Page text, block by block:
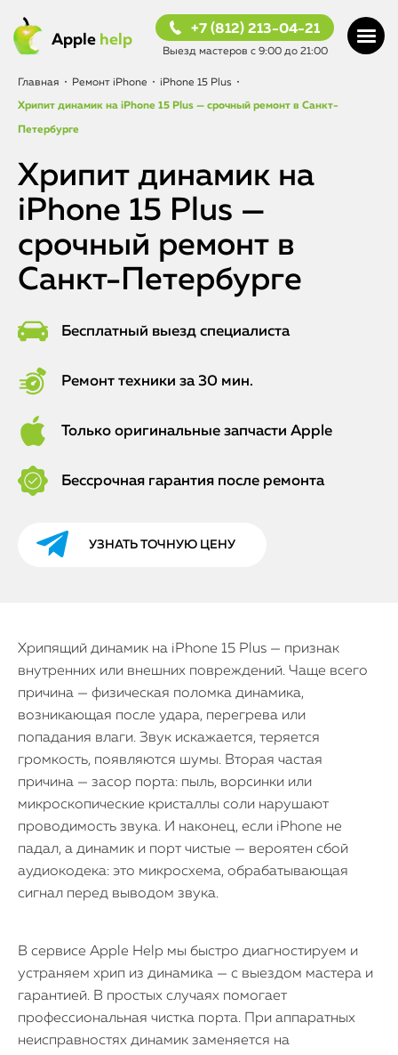
Apple help
+7 (812) 213-04-21
Выезд мастеров с 9:00 до 21:00
Главная • Ремонт iPhone • iPhone 15 Plus •
Хрипит динамик на iPhone 15 Plus — срочный ремонт в Санкт-
Петербурге
Хрипит динамик на
iPhone 15 Plus —
срочный ремонт в
Санкт-Петербурге
Бесплатный выезд специалиста
Ремонт техники за 30 мин.
Только оригинальные запчасти Apple
Бессрочная гарантия после ремонта
УЗНАТЬ ТОЧНУЮ ЦЕНУ
Хрипящий динамик на iPhone 15 Plus — признак
внутренних или внешних повреждений. Чаще всего
причина — физическая поломка динамика,
возникающая после удара, перегрева или
попадания влаги. Звук искажается, теряется
громкость, появляются шумы. Вторая частая
причина — засор порта: пыль, ворсинки или
микроскопические кристаллы соли нарушают
проводимость звука. И наконец, если iPhone не
падал, а динамик и порт чистые — вероятен сбой
аудиокодека: это микросхема, обрабатывающая
сигнал перед выводом звука.
В сервисе Apple Help мы быстро диагностируем и
устраняем хрип из динамика — с выездом мастера и
гарантией. В простых случаях помогает
профессиональная чистка порта. При аппаратных
неисправностях динамик заменяется на